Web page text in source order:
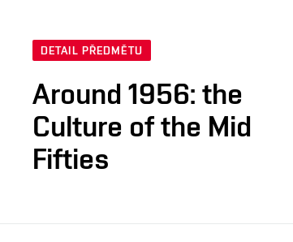
DETAIL PŘEDMĚTU
Around 1956: the
Culture of the Mid
Fifties